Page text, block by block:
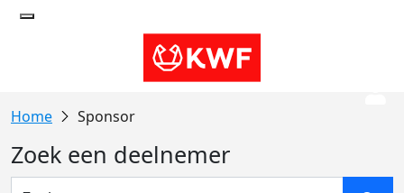
Sponsor
Zoek een deelnemer